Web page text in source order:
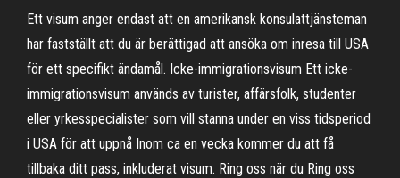
Ett visum anger endast att en amerikansk konsulattjänsteman
har fastställt att du är berättigad att ansöka om inresa till USA
för ett specifikt ändamål. Icke-immigrationsvisum Ett icke-
immigrationsvisum används av turister, affärsfolk, studenter
eller yrkesspecialister som vill stanna under en viss tidsperiod
i USA för att uppnå Inom ca en vecka kommer du att få
tillbaka ditt pass, inkluderat visum. Ring oss när du Ring oss